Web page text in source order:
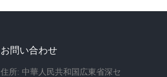
お問い合わせ
住所: 中華人民共和国広東省深セ